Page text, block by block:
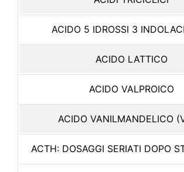
ACIDO 5 IDROSSI 3
ACIDO LATTICO
ACIDO VALPROICO
ACIDO VANILMANDELICO
ACTH: DOSAGGI SERIATI DOPO